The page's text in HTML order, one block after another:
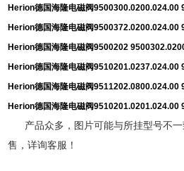
Herion德国海隆电磁阀9500300.0200.024.00
Herion德国海隆电磁阀9500372.0200.024.00
Herion德国海隆电磁阀9500202
Herion德国海隆电磁阀9510201.0237.024.00
Herion德国海隆电磁阀9511202.0800.024.00
Herion德国海隆电磁阀9510201.0201.024.00
产品众多，图片可能与所挂型号不一
售，详询客服！